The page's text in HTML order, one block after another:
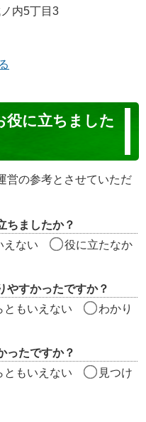
内5丁目3
役に立ちました
営の参考とさせていただ
ちましたか？
えない
役に立たなか
やすかったですか？
ともいえない
わかり
ったですか？
ともいえない
見つけ